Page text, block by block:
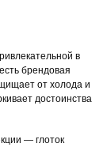
в
брендовая
от холода и
достоинства
— глоток